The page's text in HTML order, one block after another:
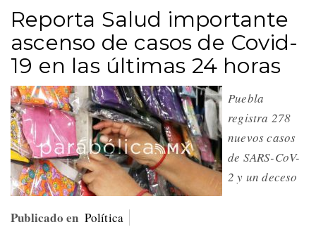
Reporta Salud importante
ascenso de casos de Covid-
19 en las últimas 24 horas
Puebla
registra 278
nuevos casos
de SARS-CoV-
2 y un deceso
Publicado en Política